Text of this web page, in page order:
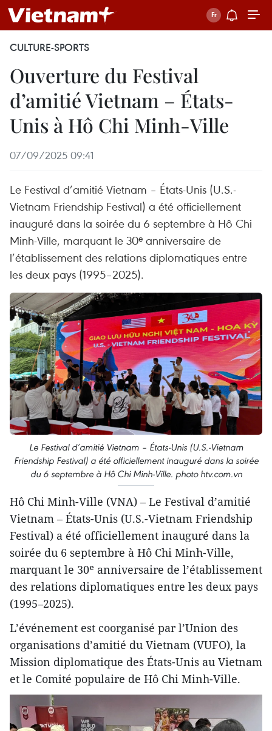
CULTURE-SPORTS
Ouverture du Festival
d’amitié Vietnam – États-
Unis à Hô Chi Minh-Ville
07/09/2025 09:41
Le Festival d’amitié Vietnam – États-Unis (U.S.-
Vietnam Friendship Festival) a été officiellement
inauguré dans la soirée du 6 septembre à Hô Chi
Minh-Ville, marquant le 30ᵉ anniversaire de
l’établissement des relations diplomatiques entre
les deux pays (1995–2025).
Le Festival d’amitié Vietnam – États-Unis (U.S.-Vietnam
Friendship Festival) a été officiellement inauguré dans la soirée
du 6 septembre à Hô Chi Minh-Ville. photo htv.com.vn
Hô Chi Minh-Ville (VNA) – Le Festival d’amitié
Vietnam – États-Unis (U.S.-Vietnam Friendship
Festival) a été officiellement inauguré dans la
soirée du 6 septembre à Hô Chi Minh-Ville,
marquant le 30ᵉ anniversaire de l’établissement
des relations diplomatiques entre les deux pays
(1995–2025).
L’événement est coorganisé par l’Union des
organisations d’amitié du Vietnam (VUFO), la
Mission diplomatique des États-Unis au Vietnam
et le Comité populaire de Hô Chi Minh-Ville.